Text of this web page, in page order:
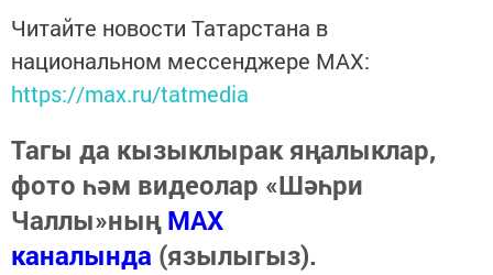
Читайте новости Татарстана в
национальном мессенджере MАХ:
https://max.ru/tatmedia
Тагы да кызыклырак яңалыклар,
фото һәм видеолар «Шәһри
Чаллы»ныңMAX
каналында (язылыгыз).